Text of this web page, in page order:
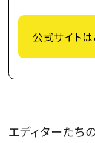
公式サイトは
エディターたち